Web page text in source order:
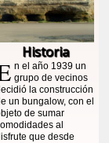
Historia
n el año 1939 un
grupo de vecinos
la construcción
un bungalow, con el
de sumar
al
que desde